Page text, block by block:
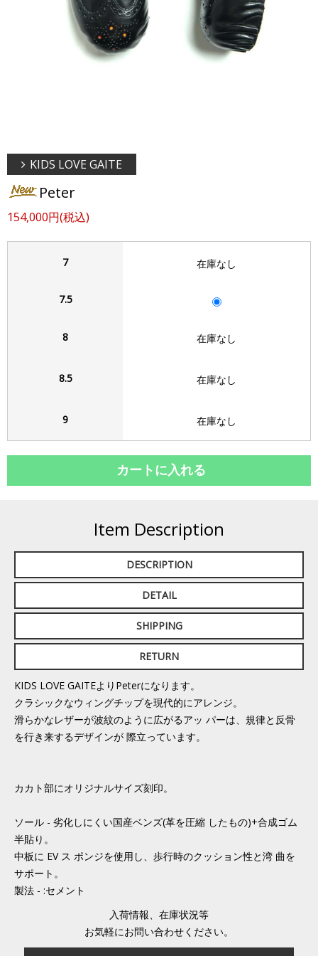
KIDS LOVE GAITE
Peter
154,000円(税込)
7 在庫なし
7.5
8 在庫なし
8.5 在庫なし
9 在庫なし
Item Description
DESCRIPTION
DETAIL
SHIPPING
RETURN
KIDS LOVE GAITEよりPeterになります。
クラシックなウィングチップを現代的にアレンジ。
滑らかなレザーが波紋のように広がるアッ パーは、規律と反骨
を行き来するデザインが 際立っています。
カカト部にオリジナルサイズ刻印。
ソール - 劣化しにくい国産ベンズ(革を圧縮 したもの)+合成ゴム
半貼り。
中板に EV ス ポンジを使用し、歩行時のクッション性と湾 曲を
サポート。
製法 - :セメント
入荷情報、在庫状況等
お気軽にお問い合わせください。